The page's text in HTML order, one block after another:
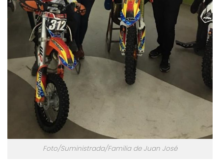
Foto/Suministrada/Familia de Juan José